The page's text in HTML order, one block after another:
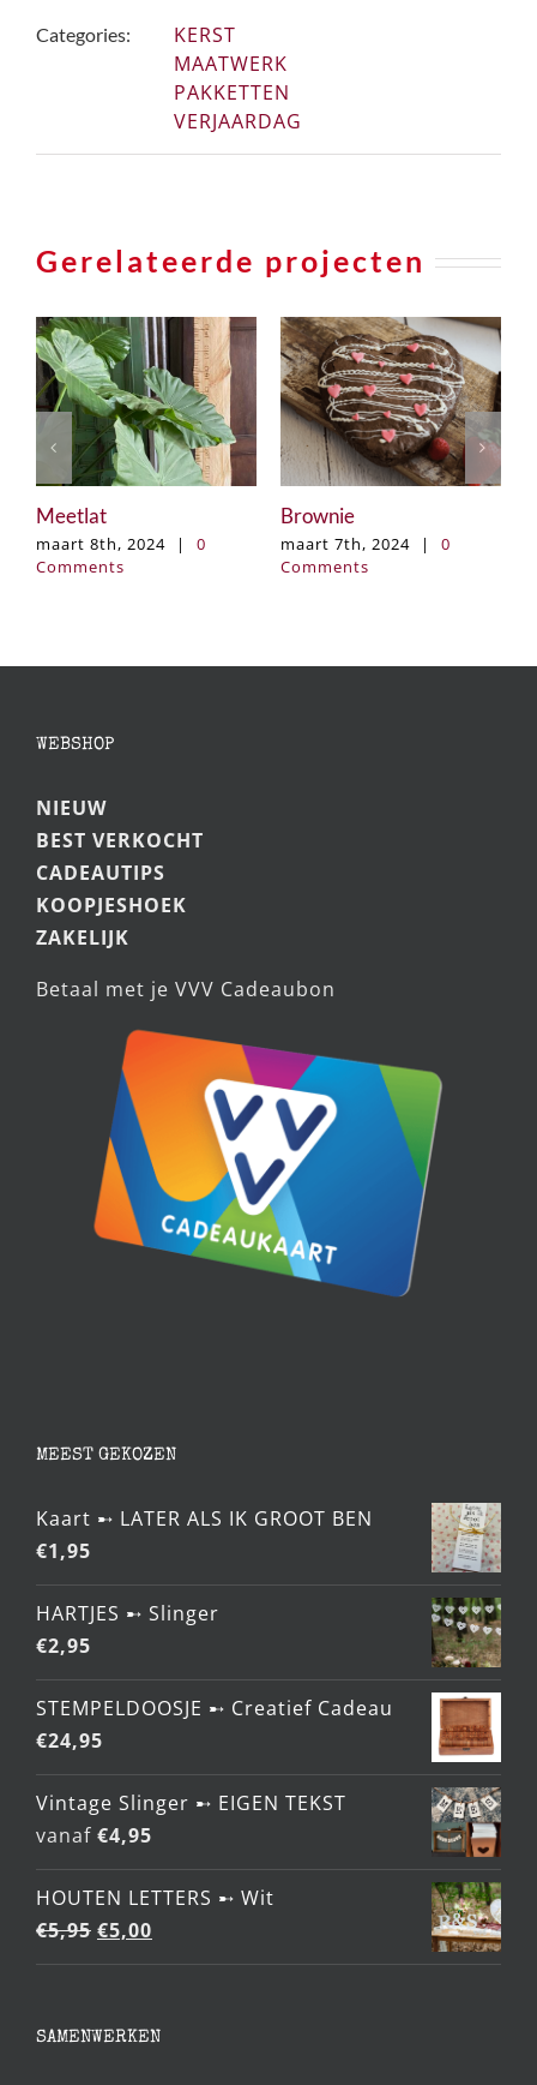
Categories:
KERST
MAATWERK
PAKKETTEN
VERJAARDAG
Gerelateerde projecten
Kerstborrel
maart 7th, 2024 |
0
Comments
Bewegwijzering
maart 9th, 2024 |
0
Comments
WEBSHOP
NIEUW
BEST VERKOCHT
CADEAUTIPS
KOOPJESHOEK
ZAKELIJK
Betaal met je VVV Cadeaubon
MEEST GEKOZEN
Kaart ➸ LATER ALS IK GROOT BEN
€1,95
HARTJES ➸ Slinger
€2,95
STEMPELDOOSJE ➸ Creatief Cadeau
€24,95
Vintage Slinger ➸ EIGEN TEKST
vanaf €4,95
HOUTEN LETTERS ➸ Wit
€5,95 Oorspronkelijke
prijs
€5,95.
€5,00
prijs
€5,00.
SAMENWERKEN